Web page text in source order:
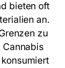
bieten oft
an.
zu